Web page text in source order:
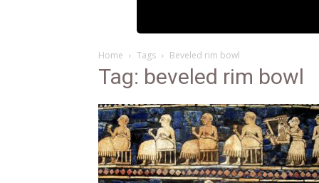
Home Tags Beveled rim bowl
Tag: beveled rim bowl